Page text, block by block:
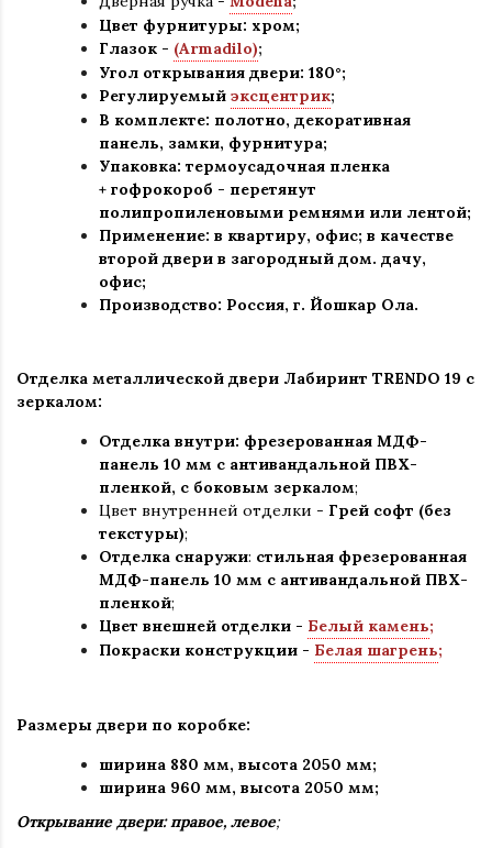
Цвет фурнитуры: хром;
Глазок - (Armadilo);
Угол открывания двери: 180°;
Регулируемый эксцентрик;
В комплекте: полотно, декоративная
панель, замки, фурнитура;
Упаковка: термоусадочная пленка
+ гофрокороб - перетянут
полипропиленовыми ремнями или лентой;
Применение: в квартиру, офис; в качестве
второй двери в загородный дом. дачу,
офис;
Производство: Россия, г. Йошкар Ола.
Отделка металлической двери Лабиринт TRENDO 19 с
зеркалом:
Отделка внутри: фрезерованная МДФ-
панель 10 мм с антивандальной ПВХ-
пленкой, с боковым зеркалом;
Цвет внутренней отделки - Грей софт (без
текстуры);
Отделка снаружи: стильная фрезерованная
МДФ-панель 10 мм с антивандальной ПВХ-
пленкой;
Цвет внешней отделки - Белый камень;
Покраски конструкции - Белая шагрень;
Размеры двери по коробке:
ширина 880 мм, высота 2050 мм;
ширина 960 мм, высота 2050 мм;
Открывание двери: правое, левое;